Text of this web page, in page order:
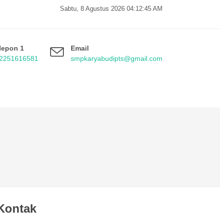
Sabtu, 8 Agustus 2026 04:12:46 AM
1
Email
smpkaryabudipts@gmail.com